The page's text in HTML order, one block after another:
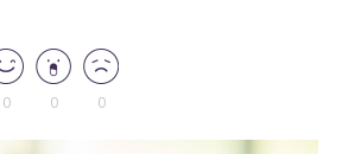
0 0 0